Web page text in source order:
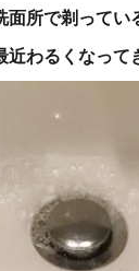
面所で剃ってい
近わるくなって